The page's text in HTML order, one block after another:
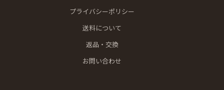
プライバシーポリシー
送料について
返品・交換
お問い合わせ